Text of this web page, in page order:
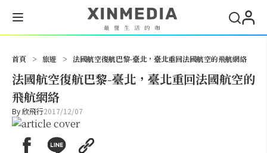
首頁 > 旅遊 > 法國航空復航巴黎-臺北，臺北重回法國航空的飛航網絡
法國航空復航巴黎-臺北，臺北重回法國航空的
飛航網絡
By欣飛行2017/12/07